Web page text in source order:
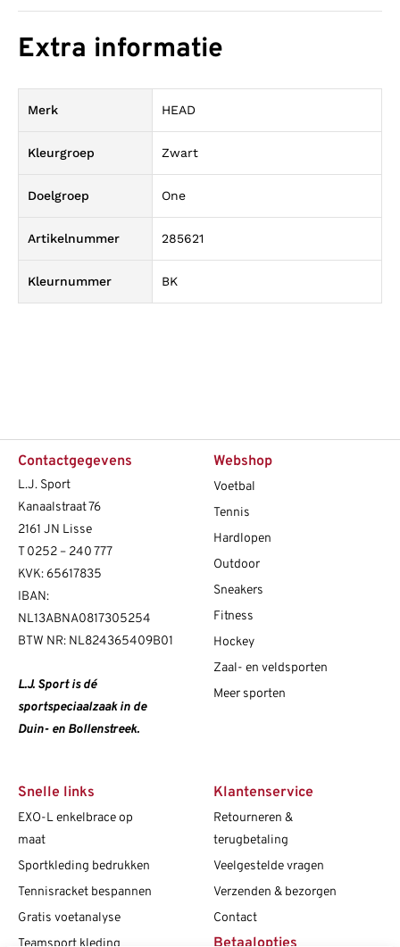
Extra informatie
Merk HEAD
Kleurgroep Zwart
Doelgroep One
Artikelnummer 285621
Kleurnummer BK
Contactgegevens
L.J. Sport
Kanaalstraat 76
2161 JN Lisse
T 0252 – 240 777
KVK: 65617835
IBAN:
NL13ABNA0817305254
BTW NR: NL824365409B01
L.J. Sport is dé
sportspeciaalzaak in de
Duin- en Bollenstreek.
Webshop
Voetbal
Tennis
Hardlopen
Outdoor
Sneakers
Fitness
Hockey
Zaal- en veldsporten
Meer sporten
Snelle links
EXO-L enkelbrace op
maat
Sportkleding bedrukken
Tennisracket bespannen
Gratis voetanalyse
Teamsport kleding
Klantenservice
Retourneren &
terugbetaling
Veelgestelde vragen
Verzenden & bezorgen
Contact